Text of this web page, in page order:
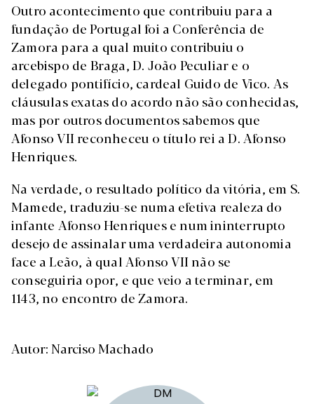
Outro acontecimento que contribuiu para a
fundação de Portugal foi a Conferência de
Zamora para a qual muito contribuiu o
arcebispo de Braga, D. João Peculiar e o
delegado pontifício, cardeal Guido de Vico. As
cláusulas exatas do acordo não são conhecidas,
mas por outros documentos sabemos que
Afonso VII reconheceu o título rei a D. Afonso
Henriques.
Na verdade, o resultado político da vitória, em S.
Mamede, traduziu-se numa efetiva realeza do
infante Afonso Henriques e num ininterrupto
desejo de assinalar uma verdadeira autonomia
face a Leão, à qual Afonso VII não se
conseguiria opor, e que veio a terminar, em
1143, no encontro de Zamora.
Autor: Narciso Machado